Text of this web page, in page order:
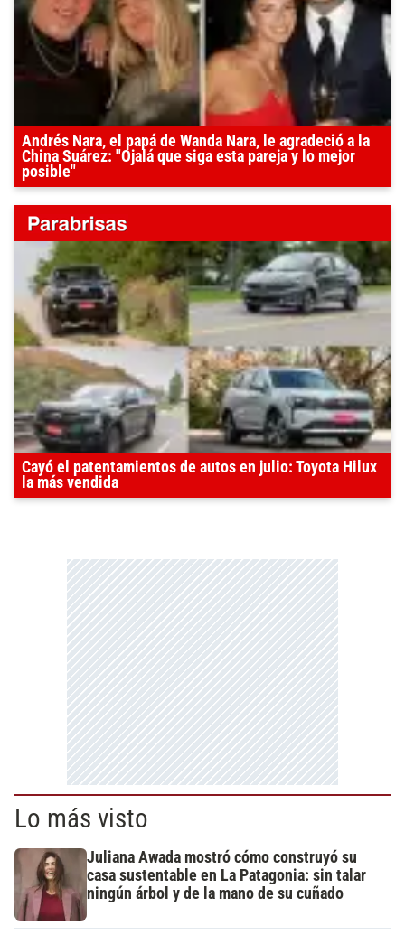
Andrés Nara, el papá de Wanda Nara, le agradeció a la
China Suárez: "Ojalá que siga esta pareja y lo mejor
posible"
Cayó el patentamientos de autos en julio: Toyota Hilux
la más vendida
Lo más visto
Juliana Awada mostró cómo construyó su
casa sustentable en La Patagonia: sin talar
ningún árbol y de la mano de su cuñado